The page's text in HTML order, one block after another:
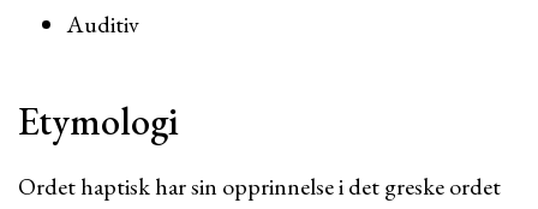
Auditiv
Etymologi
Ordet haptisk har sin opprinnelse i det greske ordet